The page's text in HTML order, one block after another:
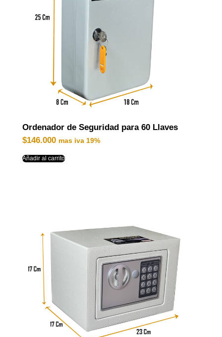
Ordenador de Seguridad para 60 Llaves
$146.000 mas iva 19%
Añadir al carrito